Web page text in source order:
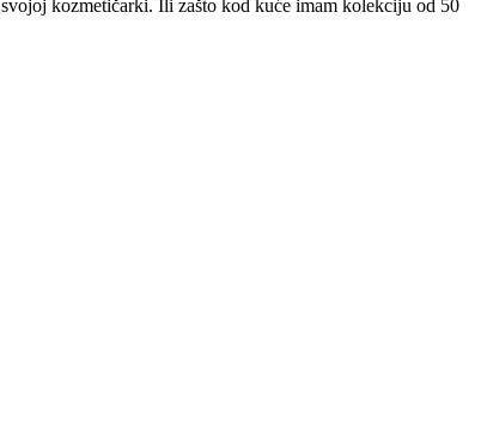
kozmetičarki. Ili zašto kod kuće imam kolekciju od 50